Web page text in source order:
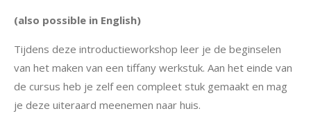
(also possible in English)
Tijdens deze introductieworkshop leer je de beginselen
van het maken van een tiffany werkstuk. Aan het einde van
de cursus heb je zelf een compleet stuk gemaakt en mag
je deze uiteraard meenemen naar huis.